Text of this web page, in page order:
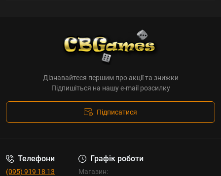
Дізнавайтеся першим про акції та знижки
Підпишіться на нашу e-mail розсилку
Підписатися
Телефони
(095) 919 18 13
Графік роботи
Магазин: